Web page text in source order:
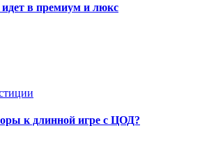
в премиум и люкс
к длинной игре с ЦОД?